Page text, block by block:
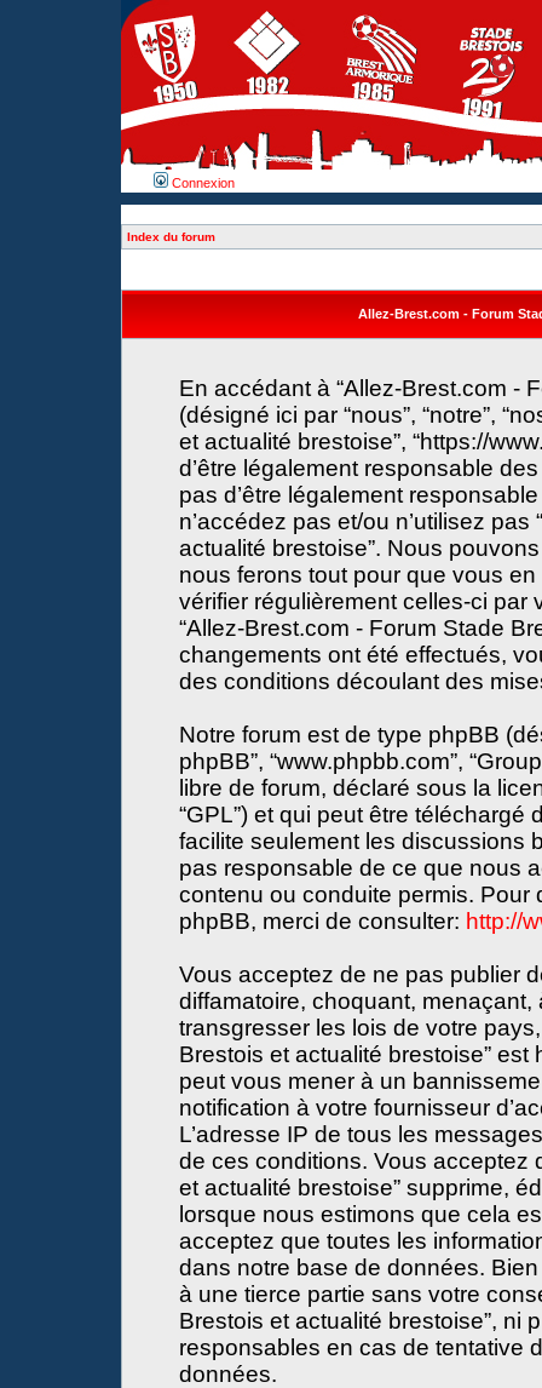
Connexion
Index du forum
Allez-Brest.com - Forum
En accédant à “Allez-Brest.com -
(désigné ici par “nous”, “notre”,
et actualité brestoise”, “https://
d’être légalement responsable
pas d’être légalement
n’accédez pas et/ou n’utilisez
actualité brestoise”. Nous
nous ferons tout pour que vous
vérifier régulièrement celles-ci par
“Allez-Brest.com - Forum Stade
changements ont été effectués,
des conditions découlant des
Notre forum est de type phpBB
phpBB”, “www.phpbb.com”,
libre de forum, déclaré sous la
“GPL”) et qui peut être téléchargé
facilite seulement les discussions
pas responsable de ce que nous
contenu ou conduite permis. Pour
phpBB, merci de consulter: http://
Vous acceptez de ne pas publier
diffamatoire, choquant,
transgresser les lois de votre
Brestois et actualité brestoise”
peut vous mener à un
notification à votre fournisseur
L’adresse IP de tous les
de ces conditions. Vous acceptez
et actualité brestoise” supprime,
lorsque nous estimons que cela
acceptez que toutes les
dans notre base de données.
à une tierce partie sans votre
Brestois et actualité brestoise”, ni
responsables en cas de tentative
données.